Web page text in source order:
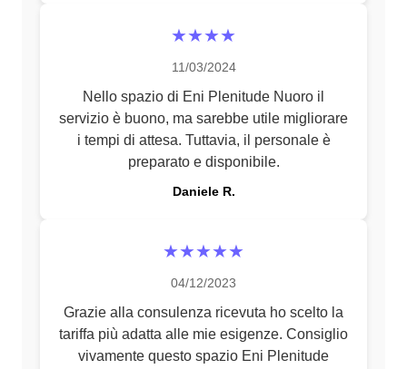
★★★★
11/03/2024
Nello spazio di Eni Plenitude Nuoro il
servizio è buono, ma sarebbe utile migliorare
i tempi di attesa. Tuttavia, il personale è
preparato e disponibile.
Daniele R.
★★★★★
04/12/2023
Grazie alla consulenza ricevuta ho scelto la
tariffa più adatta alle mie esigenze. Consiglio
vivamente questo spazio Eni Plenitude